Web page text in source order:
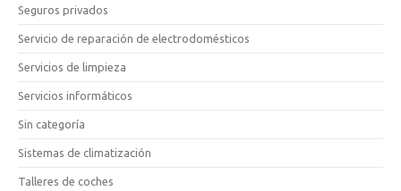
Seguros privados
Servicio de reparación de electrodomésticos
Servicios de limpieza
Servicios informáticos
Sin categoría
Sistemas de climatización
Talleres de coches